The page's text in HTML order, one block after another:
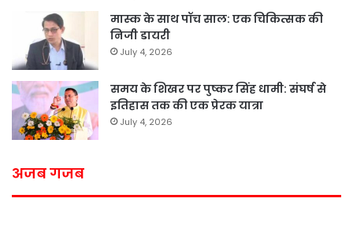
मास्क के साथ पॉच साल: एक चिकित्सक की
निजी डायरी
July 4, 2026
समय के शिखर पर पुष्कर सिंह धामी: संघर्ष से
इतिहास तक की एक प्रेरक यात्रा
July 4, 2026
अजब गजब